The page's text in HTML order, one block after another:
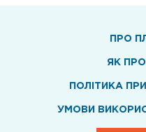
ПРО
ЯК
ПОЛІТИКА
УМОВИ